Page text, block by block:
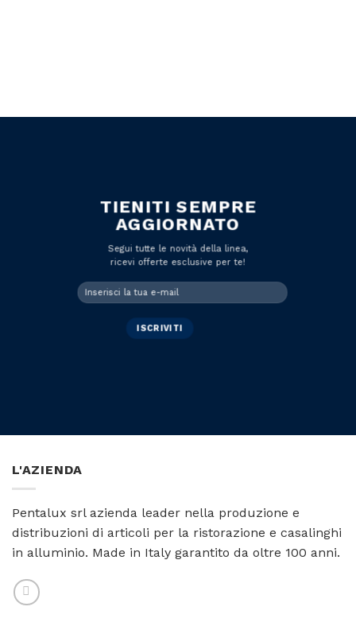
TIENITI SEMPRE
AGGIORNATO
Segui tutte le novità della linea,
ricevi offerte esclusive per te!
L'AZIENDA
Pentalux srl azienda leader nella produzione e
distribuzioni di articoli per la ristorazione e casalinghi
in alluminio. Made in Italy garantito da oltre 100 anni.